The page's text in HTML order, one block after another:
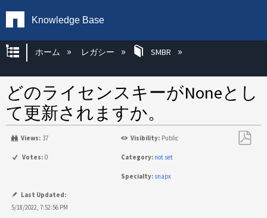
Knowledge Base
グローバル階層を展開/折りたたむ
ホーム レガシー SMBR
どのライセンスキーがNoneとし
て更新されますか。
Views: 37 Visibility: Public
Votes: 0 Category: not set
Specialty: snapx
Last Updated:
5/18/2022, 7:52:56 PM